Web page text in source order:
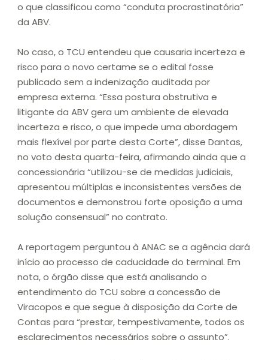
o que classificou como “conduta procrastinatória”
da ABV.
No caso, o TCU entendeu que causaria incerteza e
risco para o novo certame se o edital fosse
publicado sem a indenização auditada por
empresa externa. “Essa postura obstrutiva e
litigante da ABV gera um ambiente de elevada
incerteza e risco, o que impede uma abordagem
mais flexível por parte desta Corte”, disse Dantas,
no voto desta quarta-feira, afirmando ainda que a
concessionária “utilizou-se de medidas judiciais,
apresentou múltiplas e inconsistentes versões de
documentos e demonstrou forte oposição a uma
solução consensual” no contrato.
A reportagem perguntou à ANAC se a agência dará
início ao processo de caducidade do terminal. Em
nota, o órgão disse que está analisando o
entendimento do TCU sobre a concessão de
Viracopos e que segue à disposição da Corte de
Contas para “prestar, tempestivamente, todos os
esclarecimentos necessários sobre o assunto”.